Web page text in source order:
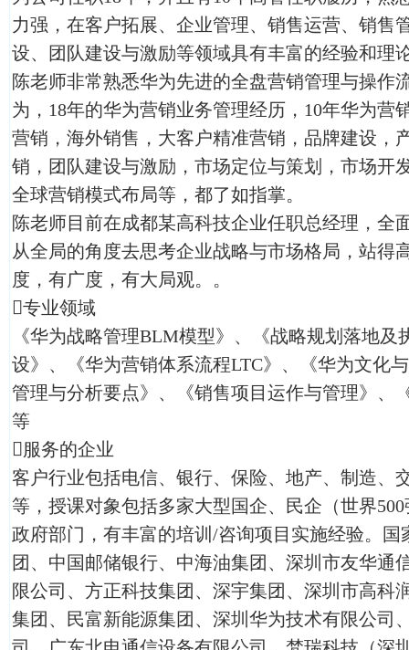
力强，在客户拓展、企业管理、销售运营、销售
设、团队建设与激励等领域具有丰富的经验和理
陈老师非常熟悉华为先进的全盘营销管理与操作
为，18年的华为营销业务管理经历，10年华为营
营销，海外销售，大客户精准营销，品牌建设，
销，团队建设与激励，市场定位与策划，市场开
全球营销模式布局等，都了如指掌。
陈老师目前在成都某高科技企业任职总经理，全
从全局的角度去思考企业战略与市场格局，站得
度，有广度，有大局观。。
专业领域
《华为战略管理BLM模型》、《战略规划落地
设》、《华为营销体系流程LTC》、《华为文化
管理与分析要点》、《销售项目运作与管理》、
等
服务的企业
客户行业包括电信、银行、保险、地产、制造、
等，授课对象包括多家大型国企、民企（世界
政府部门，有丰富的培训/咨询项目实施经验。国
团、中国邮储银行、中海油集团、深圳市友华通
限公司、方正科技集团、深宇集团、深圳市高科
集团、民富新能源集团、深圳华为技术有限公司